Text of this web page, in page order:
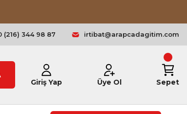
(216) 344 98 87 irtibat@arapcadagitim.com
Giriş Yap
Üye Ol Sepet